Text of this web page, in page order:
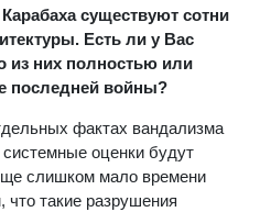
существуют сотни
Есть ли у Вас
из них полностью или
последней войны?
фактах вандализма
оценки будут
слишком мало времени
такие разрушения